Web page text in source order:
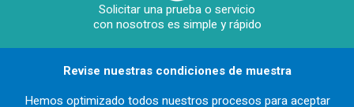
Solicitar una prueba o servicio
con nosotros es simple y rápido
Revise nuestras condiciones de muestra
Hemos optimizado todos nuestros procesos para aceptar